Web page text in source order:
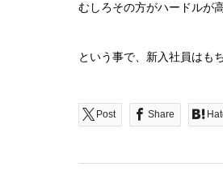
むしろその方がハードルが
という事で、新入社員はも
Post Share